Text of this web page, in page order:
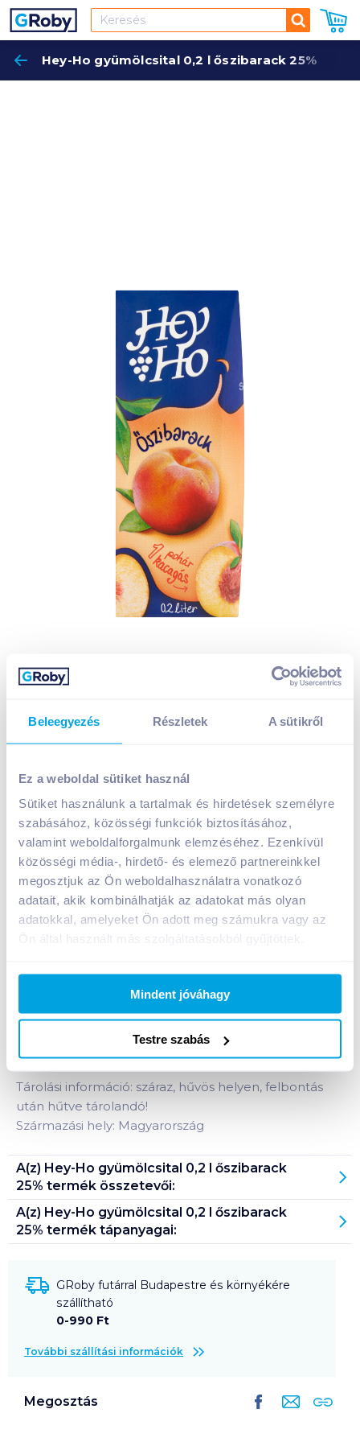
Beleegyezés Részletek A sütikről
Ez a weboldal sütiket használ
Sütiket használunk a tartalmak és hirdetések személyre
szabásához, közösségi funkciók biztosításához,
valamint weboldalforgalmunk elemzéséhez. Ezenkívül
közösségi média-, hirdető- és elemező partnereinkkel
megosztjuk az Ön weboldalhasználatra vonatkozó
adatait, akik kombinálhatják az adatokat más olyan
adatokkal, amelyeket Ön adott meg számukra vagy az
Mindent jóváhagy
Testre szabás
Keresés
Hey-Ho gyümölcsital 0,2 l őszibarack 25%
Hey-Ho gyümölcsital 0,2 l őszibarack 25%
A termék jelenleg nem elérhető
Bevásárlólistához adom Értesíts, ha olcsóbb!
Termékleírás a(z)Hey-Ho gyümölcsital 0,2 l
termékhez:
Gyümölcstartalom: 25%
Tárolási információ: száraz, hűvös helyen, felbontás
után hűtve tárolandó!
Származási hely: Magyarország
A(z) Hey-Ho gyümölcsital 0,2 l őszibarack
25% termék összetevői:
A(z) Hey-Ho gyümölcsital 0,2 l őszibarack
25% termék tápanyagai:
GRoby futárral Budapestre és környékére
szállítható
0-990 Ft
További szállítási információk
Megosztás